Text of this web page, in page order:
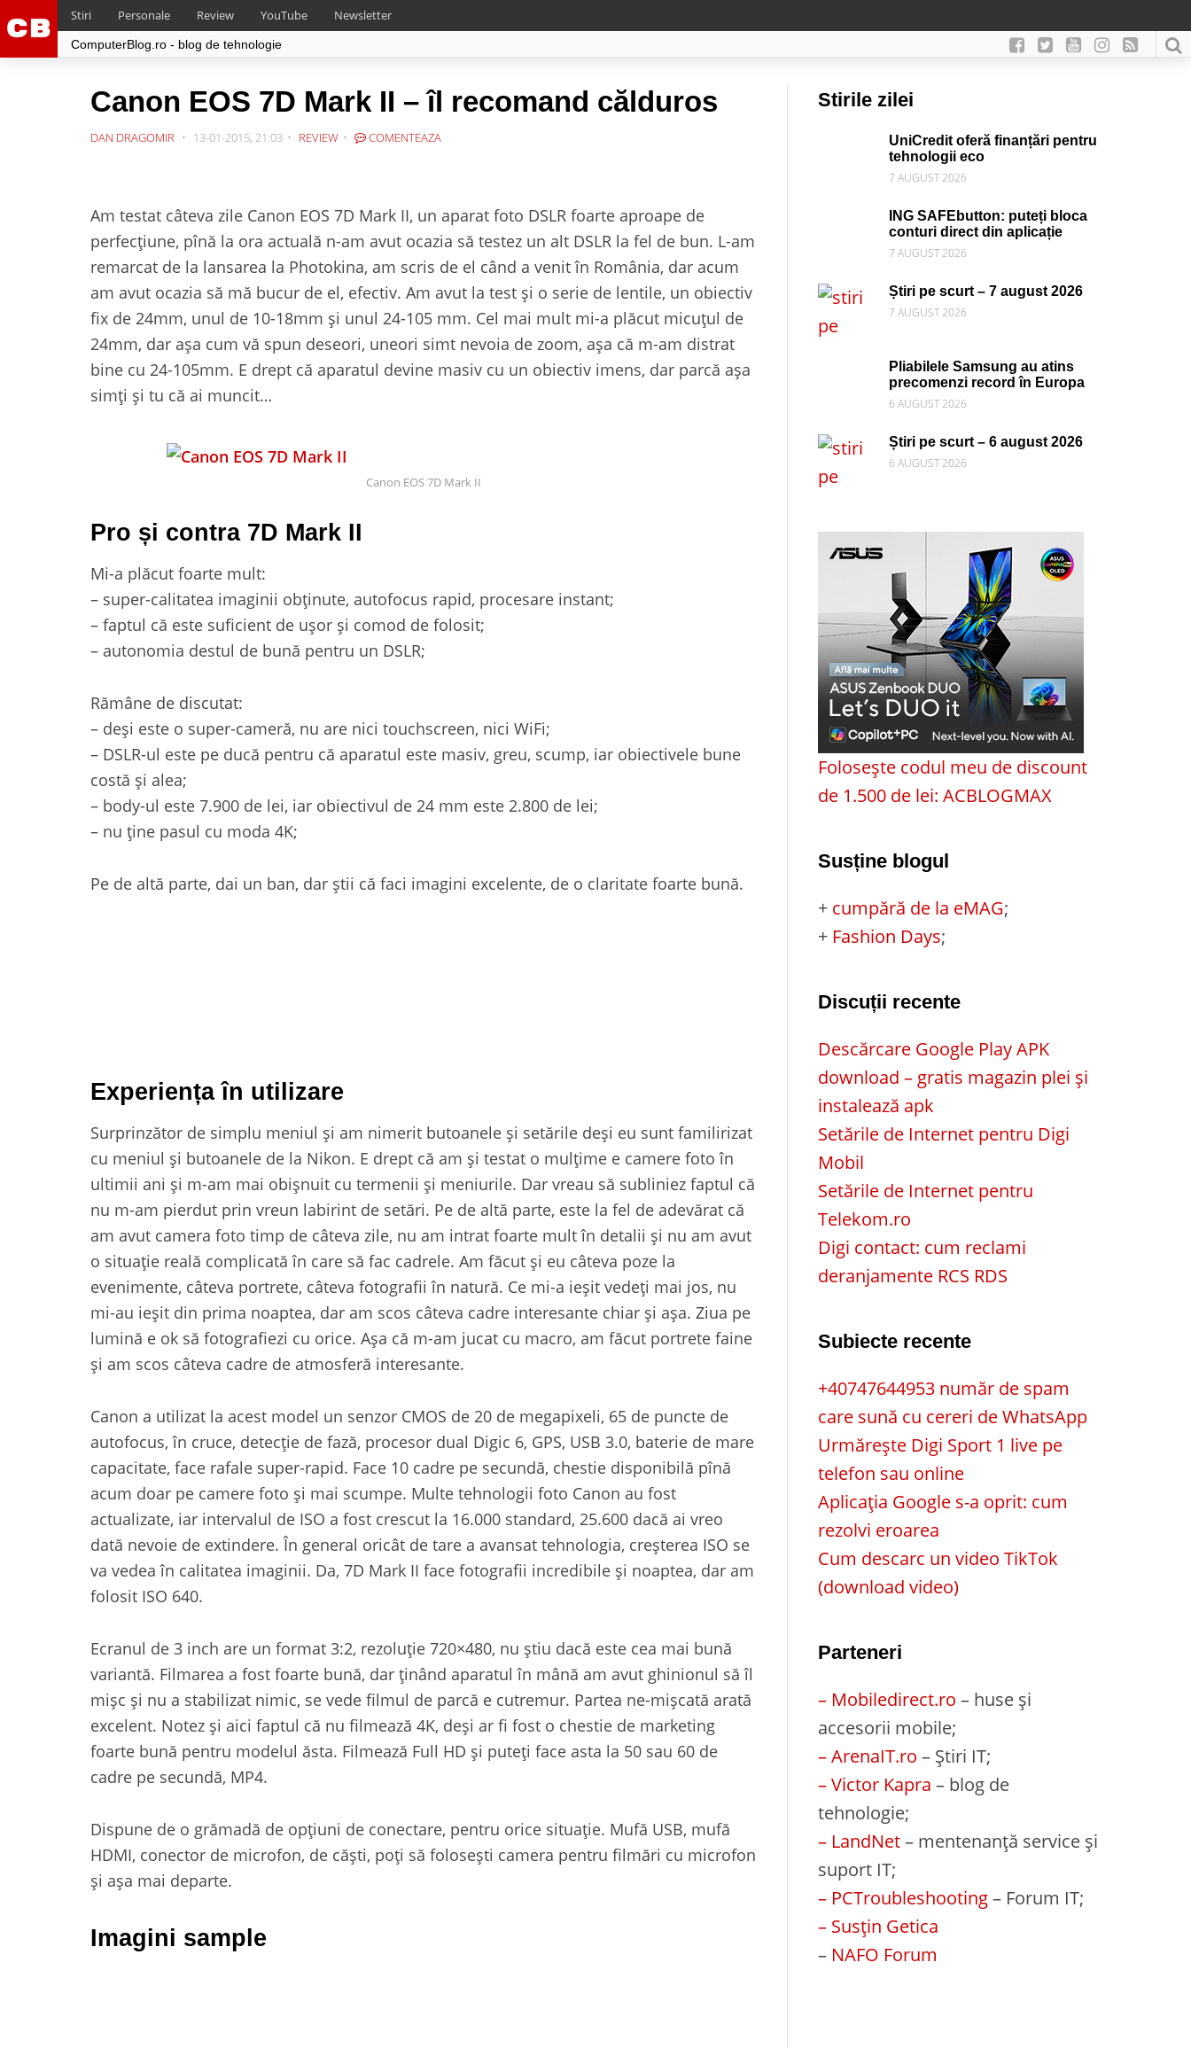
Stiri Personale Review YouTube Newsletter
ComputerBlog.ro - blog de tehnologie
Canon EOS 7D Mark II – îl recomand călduros
DAN DRAGOMIR 13-01-2015, 21:03 REVIEW COMENTEAZA
Am testat câteva zile Canon EOS 7D Mark II, un aparat foto DSLR foarte aproape de
perfecțiune, pînă la ora actuală n-am avut ocazia să testez un alt DSLR la fel de bun. L-am
remarcat de la lansarea la Photokina, am scris de el când a venit în România, dar acum
am avut ocazia să mă bucur de el, efectiv. Am avut la test și o serie de lentile, un obiectiv
fix de 24mm, unul de 10-18mm și unul 24-105 mm. Cel mai mult mi-a plăcut micuțul de
24mm, dar așa cum vă spun deseori, uneori simt nevoia de zoom, așa că m-am distrat
bine cu 24-105mm. E drept că aparatul devine masiv cu un obiectiv imens, dar parcă așa
simți și tu că ai muncit…
Canon EOS 7D Mark II
Pro și contra 7D Mark II
Mi-a plăcut foarte mult:
– super-calitatea imaginii obținute, autofocus rapid, procesare instant;
– faptul că este suficient de ușor și comod de folosit;
– autonomia destul de bună pentru un DSLR;
Rămâne de discutat:
– deși este o super-cameră, nu are nici touchscreen, nici WiFi;
– DSLR-ul este pe ducă pentru că aparatul este masiv, greu, scump, iar obiectivele bune
costă și alea;
– body-ul este 7.900 de lei, iar obiectivul de 24 mm este 2.800 de lei;
– nu ține pasul cu moda 4K;
Pe de altă parte, dai un ban, dar știi că faci imagini excelente, de o claritate foarte bună.
Experiența în utilizare
Surprinzător de simplu meniul și am nimerit butoanele și setările deși eu sunt familirizat
cu meniul și butoanele de la Nikon. E drept că am și testat o mulțime e camere foto în
ultimii ani și m-am mai obișnuit cu termenii și meniurile. Dar vreau să subliniez faptul că
nu m-am pierdut prin vreun labirint de setări. Pe de altă parte, este la fel de adevărat că
am avut camera foto timp de câteva zile, nu am intrat foarte mult în detalii și nu am avut
o situație reală complicată în care să fac cadrele. Am făcut și eu câteva poze la
evenimente, câteva portrete, câteva fotografii în natură. Ce mi-a ieșit vedeți mai jos, nu
mi-au ieșit din prima noaptea, dar am scos câteva cadre interesante chiar și așa. Ziua pe
lumină e ok să fotografiezi cu orice. Așa că m-am jucat cu macro, am făcut portrete faine
și am scos câteva cadre de atmosferă interesante.
Canon a utilizat la acest model un senzor CMOS de 20 de megapixeli, 65 de puncte de
autofocus, în cruce, detecție de fază, procesor dual Digic 6, GPS, USB 3.0, baterie de mare
capacitate, face rafale super-rapid. Face 10 cadre pe secundă, chestie disponibilă pînă
acum doar pe camere foto și mai scumpe. Multe tehnologii foto Canon au fost
actualizate, iar intervalul de ISO a fost crescut la 16.000 standard, 25.600 dacă ai vreo
dată nevoie de extindere. În general oricât de tare a avansat tehnologia, creșterea ISO se
va vedea în calitatea imaginii. Da, 7D Mark II face fotografii incredibile și noaptea, dar am
folosit ISO 640.
Ecranul de 3 inch are un format 3:2, rezoluție 720×480, nu știu dacă este cea mai bună
variantă. Filmarea a fost foarte bună, dar ținând aparatul în mână am avut ghinionul să îl
mișc și nu a stabilizat nimic, se vede filmul de parcă e cutremur. Partea ne-mișcată arată
excelent. Notez și aici faptul că nu filmează 4K, deși ar fi fost o chestie de marketing
foarte bună pentru modelul ăsta. Filmează Full HD și puteți face asta la 50 sau 60 de
cadre pe secundă, MP4.
Dispune de o grămadă de opțiuni de conectare, pentru orice situație. Mufă USB, mufă
HDMI, conector de microfon, de căști, poți să folosești camera pentru filmări cu microfon
și așa mai departe.
Imagini sample
Stirile zilei
UniCredit oferă finanțări pentru
tehnologii eco
7 AUGUST 2026
ING SAFEbutton: puteți bloca
conturi direct din aplicație
7 AUGUST 2026
Știri pe scurt – 7 august 2026
7 AUGUST 2026
Pliabilele Samsung au atins
precomenzi record în Europa
6 AUGUST 2026
Știri pe scurt – 6 august 2026
6 AUGUST 2026
Folosește codul meu de discount
de 1.500 de lei: ACBLOGMAX
Susține blogul
+ cumpără de la eMAG;
+ Fashion Days;
Discuții recente
Descărcare Google Play APK
download – gratis magazin plei și
instalează apk
Setările de Internet pentru Digi
Mobil
Setările de Internet pentru
Telekom.ro
Digi contact: cum reclami
deranjamente RCS RDS
Subiecte recente
+40747644953 număr de spam
care sună cu cereri de WhatsApp
Urmărește Digi Sport 1 live pe
telefon sau online
Aplicația Google s-a oprit: cum
rezolvi eroarea
Cum descarc un video TikTok
(download video)
Parteneri
– Mobiledirect.ro – huse și
accesorii mobile;
– ArenaIT.ro – Știri IT;
– Victor Kapra – blog de
tehnologie;
– LandNet– mentenanță service și
suport IT;
– PCTroubleshooting– Forum IT;
– Susțin Getica
– NAFO Forum